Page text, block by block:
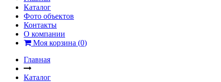
Каталог
Фото объектов
Контакты
О компании
Моя корзина (0)
Главная
Каталог